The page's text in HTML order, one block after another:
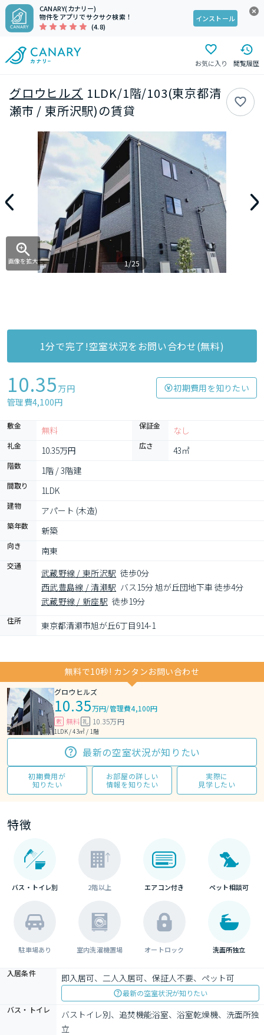
CANARY(カナリー)
物件をアプリでサクサク検索！
(4.8)
インストール
お気に入り 閲覧履歴
グロウヒルズ 1LDK/1階/103(東京都清
瀬市 / 東所沢駅)の賃貸
画像を拡大 1/25
1分で完了!空室状況をお問い合わせ(無料)
10.35 万円
管理費4,100円
初期費用を知りたい
敷金 無料 保証金 なし
礼金 10.35万円 広さ 43㎡
階数 1階 / 3階建
間取り 1LDK
建物 アパート (木造)
築年数 新築
向き 南東
交通
武蔵野線 / 東所沢駅 徒歩0分
西武豊島線 / 清瀬駅 バス15分 旭が丘団地下車 徒歩4分
武蔵野線 / 新座駅 徒歩19分
住所 東京都清瀬市旭が丘6丁目914-1
無料で10秒! カンタンお問い合わせ
グロウヒルズ
10.35万円/管理費4,100円
敷 無料 礼 10.35万円
1LDK / 43㎡ / 1階
最新の空室状況が知りたい
初期費用が
知りたい
お部屋の詳しい
情報を知りたい
実際に
見学したい
特徴
バス・トイレ別 2階以上 エアコン付き ペット相談可
駐車場あり 室内洗濯機置場 オートロック 洗面所独立
入居条件 即入居可、二人入居可、保証人不要、ペット可
最新の空室状況が知りたい
バス・トイレ
バストイレ別、追焚機能浴室、浴室乾燥機、洗面所独
立